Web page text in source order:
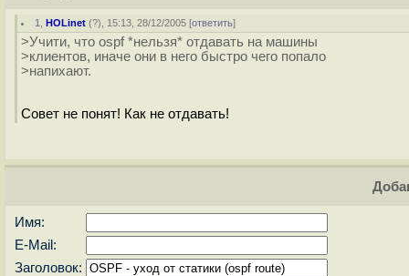
1 ,HOLinet (?), 15:13, 28/12/2005 [ответить]
>Учити, что ospf *нельзя* отдавать на машины
>клиентов, иначе они в него быстро чего попало
>напихают.
Совет не понят! Как не отдавать!
Имя:
E-Mail:
Заголовок: